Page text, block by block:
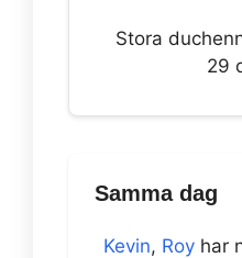
Stora
29
Samma dag
Kevin, Roy har